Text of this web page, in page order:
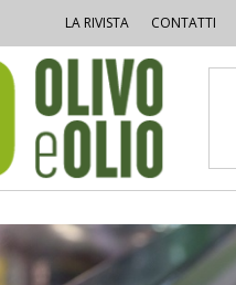
LA RIVISTA CONTATTI